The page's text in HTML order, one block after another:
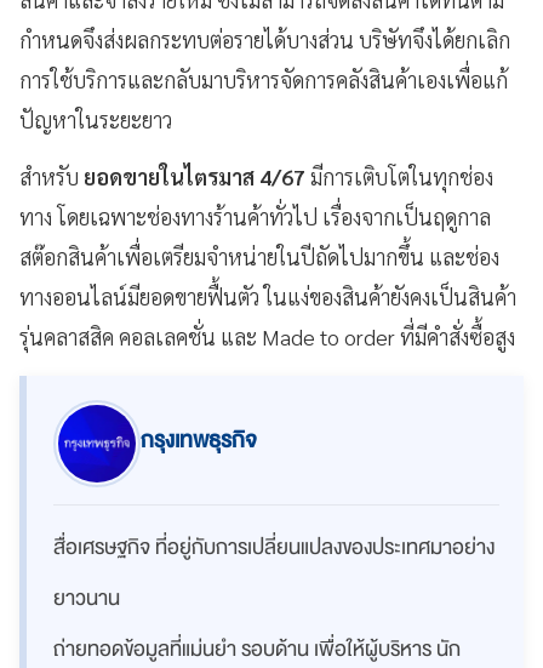
กำหนดจึงส่งผลกระทบต่อรายได้บางส่วน บริษัทจึงได้ยกเลิก
การใช้บริการและกลับมาบริหารจัดการคลังสินค้าเองเพื่อแก้
ปัญหาในระยะยาว
สำหรับ ยอดขายในไตรมาส 4/67 มีการเติบโตในทุกช่อง
ทาง โดยเฉพาะช่องทางร้านค้าทั่วไป เรื่องจากเป็นฤดูกาล
สต๊อกสินค้าเพื่อเตรียมจำหน่ายในปีถัดไปมากขึ้น และช่อง
ทางออนไลน์มียอดขายฟื้นตัว ในแง่ของสินค้ายังคงเป็นสินค้า
รุ่นคลาสสิค คอลเลคชั่น และ Made to order ที่มีคำสั่งซื้อสูง
กรุงเทพธุรกิจ
สื่อเศรษฐกิจ ที่อยู่กับการเปลี่ยนแปลงของประเทศมาอย่าง
ยาวนาน
ถ่ายทอดข้อมูลที่แม่นยำ รอบด้าน เพื่อให้ผู้บริหาร นัก